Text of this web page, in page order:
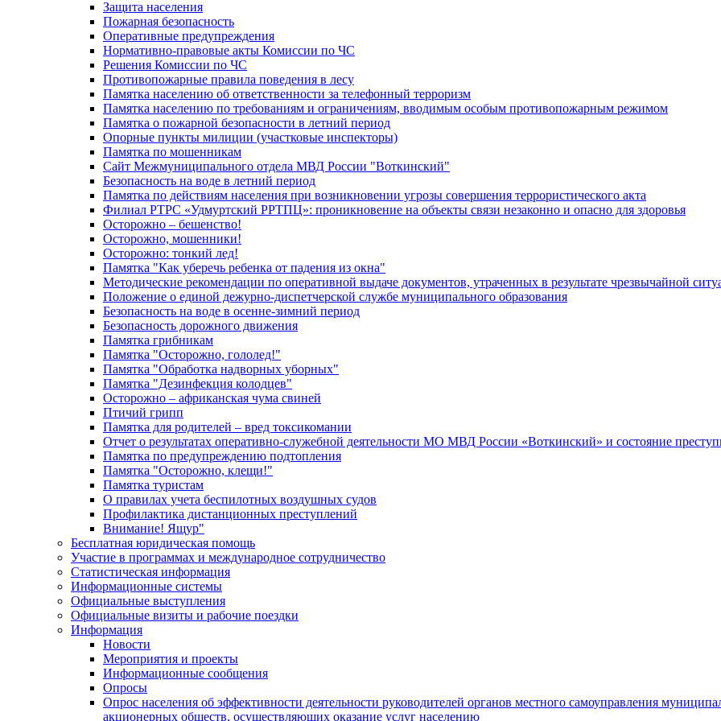
Защита населения
Пожарная безопасность
Оперативные предупреждения
Нормативно-правовые акты Комиссии по ЧС
Решения Комиссии по ЧС
Противопожарные правила поведения в лесу
Памятка населению об ответственности за телефонный терроризм
Памятка населению по требованиям и ограничениям, вводимым особым противопожарным режимом
Памятка о пожарной безопасности в летний период
Опорные пункты милиции (участковые инспекторы)
Памятка по мошенникам
Сайт Межмуниципального отдела МВД России "Воткинский"
Безопасность на воде в летний период
Памятка по действиям населения при возникновении угрозы совершения террористического акта
Филиал РТРС «Удмуртский РРТПЦ»: проникновение на объекты связи незаконно и опасно для здоровья
Осторожно – бешенство!
Осторожно, мошенники!
Осторожно: тонкий лед!
Памятка "Как уберечь ребенка от падения из окна"
Методические рекомендации по оперативной выдаче документов, утраченных в результате чрезвычайной
Положение о единой дежурно-диспетчерской службе муниципального образования
Безопасность на воде в осенне-зимний период
Безопасность дорожного движения
Памятка грибникам
Памятка "Осторожно, гололед!"
Памятка "Обработка надворных уборных"
Памятка "Дезинфекция колодцев"
Осторожно – африканская чума свиней
Птичий грипп
Памятка для родителей – вред токсикомании
Отчет о результатах оперативно-служебной деятельности МО МВД России «Воткинский» и состояние
Памятка по предупреждению подтопления
Памятка "Осторожно, клещи!"
Памятка туристам
О правилах учета беспилотных воздушных судов
Профилактика дистанционных преступлений
Внимание! Ящур"
Бесплатная юридическая помощь
Участие в программах и международное сотрудничество
Статистическая информация
Информационные системы
Официальные выступления
Официальные визиты и рабочие поездки
Информация
Новости
Мероприятия и проекты
Информационные сообщения
Опросы
Опрос населения об эффективности деятельности руководителей органов местного самоуправления
акционерных обществ, осуществляющих оказание услуг населению